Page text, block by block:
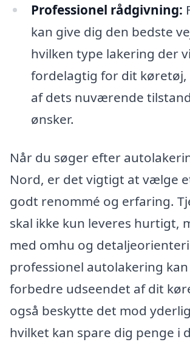
Professionel rådgivning:
kan give dig den bedste
hvilken type lakering der
fordelagtig for dit
af dets nuværende
ønsker.
Når du søger efter
Nord, er det vigtigt at vælge
godt renommé og erfaring.
skal ikke kun leveres hurtigt,
med omhu og
professionel autolakering
forbedre udseendet af dit
også beskytte det mod
hvilket kan spare dig penge i